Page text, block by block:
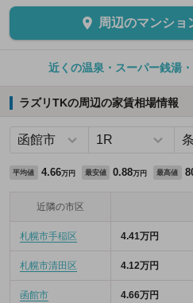
周辺のマンショ
近くの温泉・スーパー銭湯
ラズリTKの周辺の家賃相場情報
平均値 4.66万円 最安値 0.88万円 最高値
近隣の市区
札幌市手稲区 4.41万円
札幌市清田区 4.12万円
函館市 4.66万円